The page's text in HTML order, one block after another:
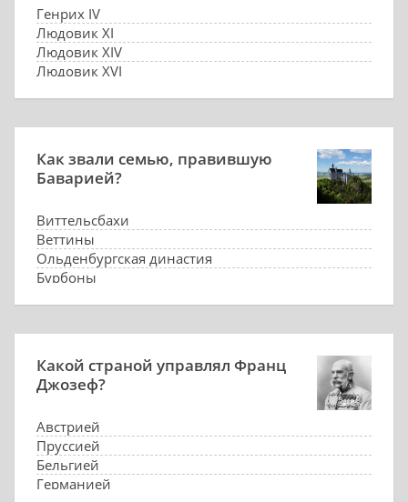
Генрих IV
Людовик XI
Людовик XIV
Людовик XVI
Как звали семью, правившую
Баварией?
Виттельсбахи
Веттины
Ольденбургская династия
Бурбоны
Какой страной управлял Франц
Джозеф?
Австрией
Пруссией
Бельгией
Германией